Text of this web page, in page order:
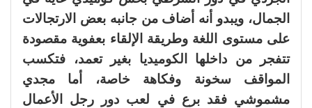
الجمال، ويبدو أنه أضاف من جانبه بعض الارتجالات
على مستوى اللغة وطريقة الإلقاء بعفوية مقصودة
تتفجر من داخلها الكوميديا بغير تعمد، فتكسب
المواقف سخونة وفكاهة خاصة، أما مجدي
مشموشي فقد برع في لعب دور رجل الأعمال